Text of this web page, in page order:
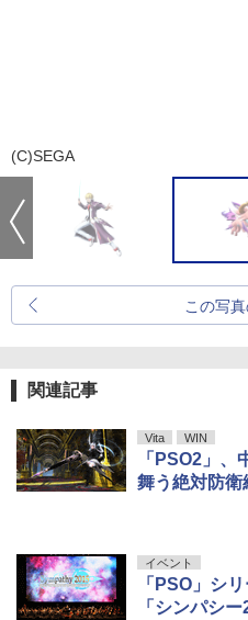
(C)SEGA
この写
関連記事
Vita WIN
「PSO2」、
舞う絶対防
イベント
「PSO」シ
「シンパシ